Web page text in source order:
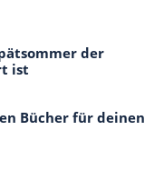
der
ist
Bücher für deinen